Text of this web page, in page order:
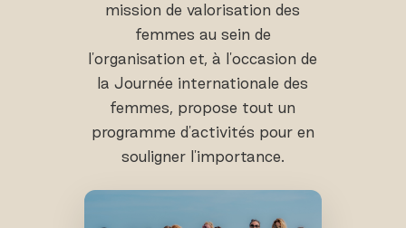
mission de valorisation des
femmes au sein de
l'organisation et, à l'occasion de
la Journée internationale des
femmes, propose tout un
programme d'activités pour en
souligner l'importance.